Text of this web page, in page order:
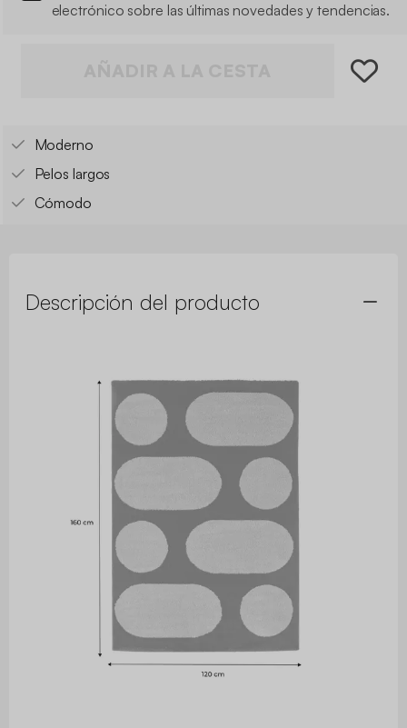
electrónico sobre las últimas novedades y tendencias.
Moderno
Pelos largos
Cómodo
Descripción del producto